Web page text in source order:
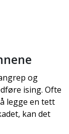
og
ising. Ofte
legge en tett
kan det